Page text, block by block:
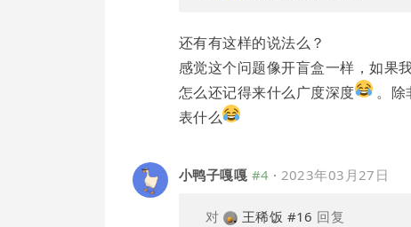
还有有这样的说法么？
感觉这个问题像开盲盒一样，如果
怎么还记得来什么广度深度
。除
表什么
小鸭子嘎嘎 #4 · 2023年03月27日
对 王稀饭 #16 回复